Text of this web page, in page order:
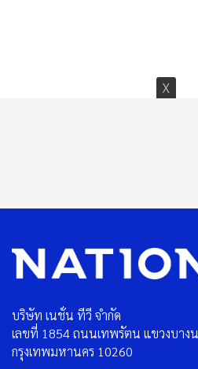
บริษัท เนชั่น ทีวี จำกัด
เลขที่ 1854 ถนนเทพรัตน แขวงบาง
กรุงเทพมหานคร 10260